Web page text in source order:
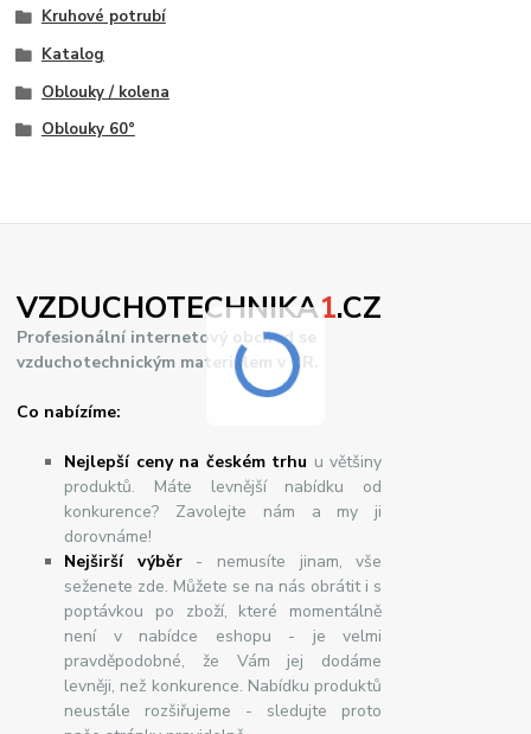
Kruhové potrubí
Katalog
Oblouky / kolena
Oblouky 60°
VZDUCHOTECHNIKA1.CZ
Profesionální internetový obchod se
vzduchotechnickým materiálem v ČR.
Co nabízíme:
Nejlepší ceny na českém trhu u většiny
produktů. Máte levnější nabídku od
konkurence? Zavolejte nám a my ji
dorovnáme!
Nejširšívýběr- nemusíte jinam, vše
seženete zde. Můžete se na nás obrátit i s
poptávkou po zboží, které momentálně
není v nabídce eshopu - je velmi
pravděpodobné, že Vám jej dodáme
levněji, než konkurence. Nabídku produktů
neustále rozšiřujeme - sledujte proto